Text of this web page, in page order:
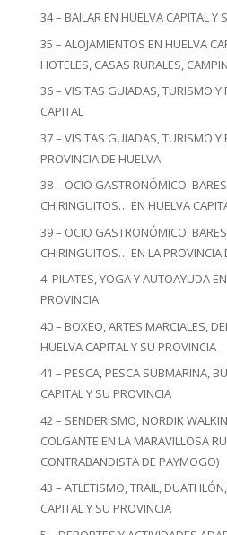
34 – BAILAR EN HUELVA CAPITAL Y
35 – ALOJAMIENTOS EN HUELVA
HOTELES, CASAS RURALES,
36 – VISITAS GUIADAS, TURISMO Y
CAPITAL
37 – VISITAS GUIADAS, TURISMO Y
PROVINCIA DE HUELVA
38 – OCIO GASTRONÓMICO:
CHIRINGUITOS… EN HUELVA
39 – OCIO GASTRONÓMICO:
CHIRINGUITOS… EN LA PROVINCIA
4. PILATES, YOGA Y AUTOAYUDA
PROVINCIA
40 – BOXEO, ARTES MARCIALES,
HUELVA CAPITAL Y SU PROVINCIA
41 – PESCA, PESCA SUBMARINA,
CAPITAL Y SU PROVINCIA
42 – SENDERISMO, NORDIK
COLGANTE EN LA MARAVILLOSA
CONTRABANDISTA DE PAYMOGO)
43 – ATLETISMO, TRAIL,
CAPITAL Y SU PROVINCIA